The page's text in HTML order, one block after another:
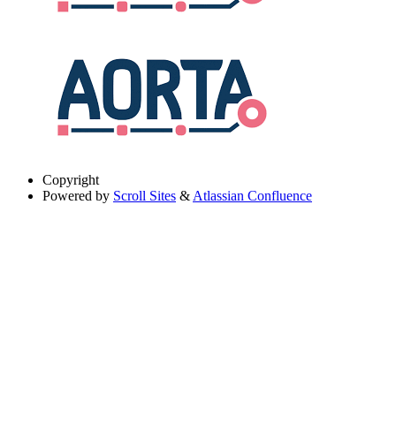
Copyright
Powered by Scroll Sites & Atlassian Confluence